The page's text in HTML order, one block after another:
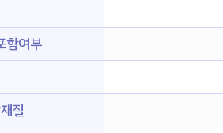
함여부
질